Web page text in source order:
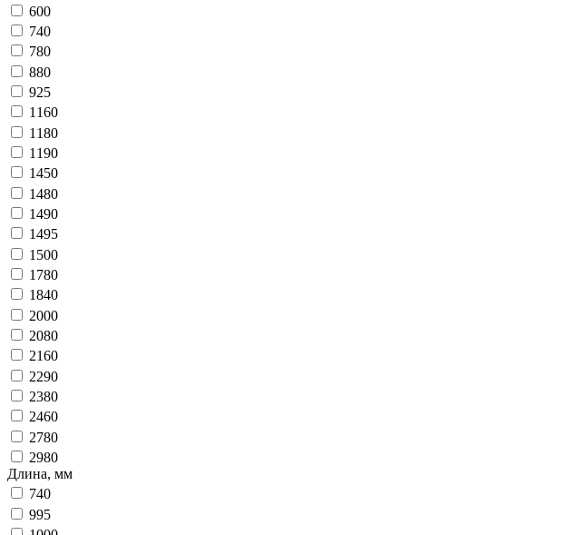
600
740
780
880
925
1160
1180
1190
1450
1480
1490
1495
1500
1780
1840
2000
2080
2160
2290
2380
2460
2780
2980
Длина, мм
740
995